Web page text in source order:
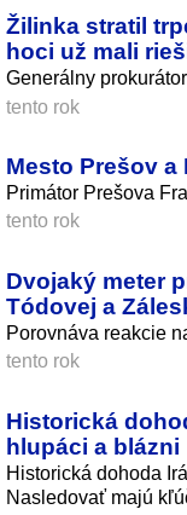
Žilinka stratil
hoci už mali
Generálny
tento rok
Mesto Prešov
Primátor Prešova
tento rok
Dvojaký meter
Tódovej a
Porovnáva reakcie
tento rok
Historická
hlupáci a blázni
Historická dohoda
Nasledovať majú